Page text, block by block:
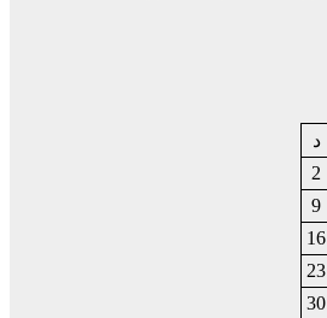
د
2
9
16
23
30